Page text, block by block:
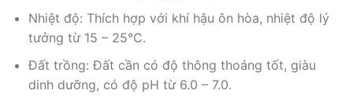
Nhiệt độ: Thích hợp với khí hậu ôn hòa, nhiệt độ lý
tưởng từ 15 – 25°C.
Đất trồng: Đất cần có độ thông thoáng tốt, giàu
dinh dưỡng, có độ pH từ 6.0 – 7.0.